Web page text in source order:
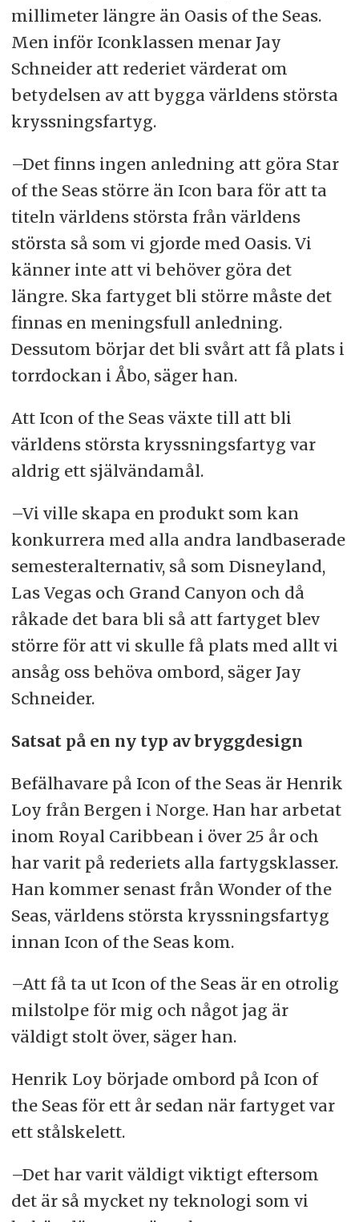
millimeter längre än Oasis of the Seas.
Men inför Iconklassen menar Jay
Schneider att rederiet värderat om
betydelsen av att bygga världens största
kryssningsfartyg.
–Det finns ingen anledning att göra Star
of the Seas större än Icon bara för att ta
titeln världens största från världens
största så som vi gjorde med Oasis. Vi
känner inte att vi behöver göra det
längre. Ska fartyget bli större måste det
finnas en meningsfull anledning.
Dessutom börjar det bli svårt att få plats i
torrdockan i Åbo, säger han.
Att Icon of the Seas växte till att bli
världens största kryssningsfartyg var
aldrig ett självändamål.
–Vi ville skapa en produkt som kan
konkurrera med alla andra landbaserade
semesteralternativ, så som Disneyland,
Las Vegas och Grand Canyon och då
råkade det bara bli så att fartyget blev
större för att vi skulle få plats med allt vi
ansåg oss behöva ombord, säger Jay
Schneider.
Satsat på en ny typ av bryggdesign
Befälhavare på Icon of the Seas är Henrik
Loy från Bergen i Norge. Han har arbetat
inom Royal Caribbean i över 25 år och
har varit på rederiets alla fartygsklasser.
Han kommer senast från Wonder of the
Seas, världens största kryssningsfartyg
innan Icon of the Seas kom.
–Att få ta ut Icon of the Seas är en otrolig
milstolpe för mig och något jag är
väldigt stolt över, säger han.
Henrik Loy började ombord på Icon of
the Seas för ett år sedan när fartyget var
ett stålskelett.
–Det har varit väldigt viktigt eftersom
det är så mycket ny teknologi som vi